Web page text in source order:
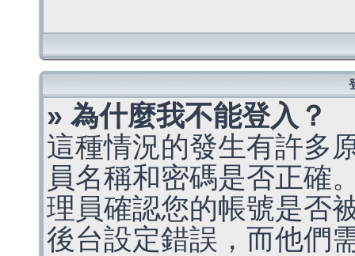
» 為什麼我不能登入？
這種情況的發生有許多
員名稱和密碼是否正確
理員確認您的帳號是否
後台設定錯誤，而他們